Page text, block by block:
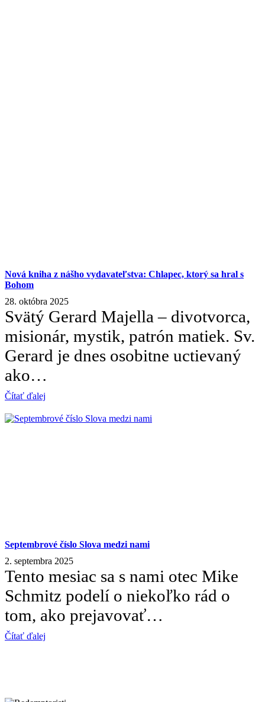
Nová kniha z nášho vydavateľstva: Chlapec, ktorý sa hral s
Bohom
28. októbra 2025
Svätý Gerard Majella – divotvorca,
misionár, mystik, patrón matiek. Sv.
Gerard je dnes osobitne uctievaný
ako…
Čítať ďalej
Septembrové číslo Slova medzi nami
2. septembra 2025
Tento mesiac sa s nami otec Mike
Schmitz podelí o niekoľko rád o
tom, ako prejavovať…
Čítať ďalej